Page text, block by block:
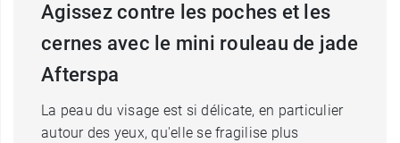
Agissez contre les poches et les
cernes avec le mini rouleau de jade
Afterspa
La peau du visage est si délicate, en particulier
autour des yeux, qu'elle se fragilise plus